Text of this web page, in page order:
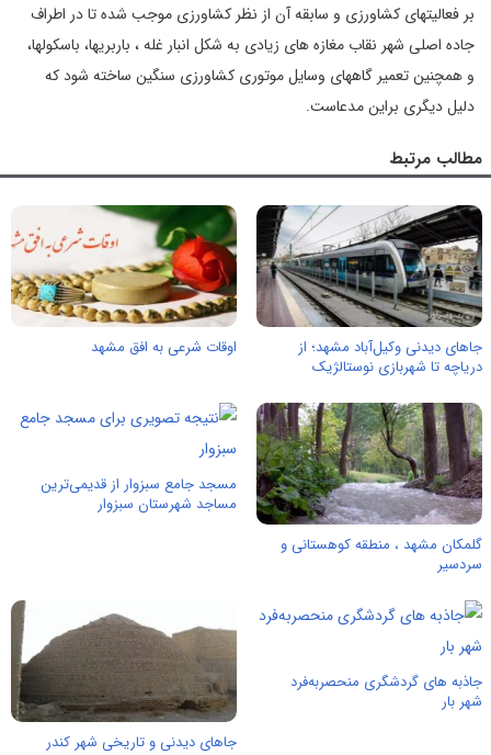
بر فعالیتهای کشاورزی و سابقه آن از نظر کشاورزی موجب شده تا در اطراف
جاده اصلی شهر نقاب مغازه های زیادی به شکل انبار غله ، باربریها، باسکولها،
و همچنین تعمیر گاههای وسایل موتوری کشاورزی سنگین ساخته شود که
دلیل دیگری براین مدعاست.
مطالب مرتبط
جاهای دیدنی وکیل‌آباد مشهد؛ از
دریاچه تا شهربازی نوستالژیک
اوقات شرعی به افق مشهد
گلمکان مشهد ، منطقه‌ کوهستانی و
سردسیر
مسجد جامع سبزوار از قدیمی‌ترین
مساجد شهرستان سبزوار
جاذبه های گردشگری منحصربه‌فرد
شهر بار
جاهای دیدنی و تاریخی شهر کندر